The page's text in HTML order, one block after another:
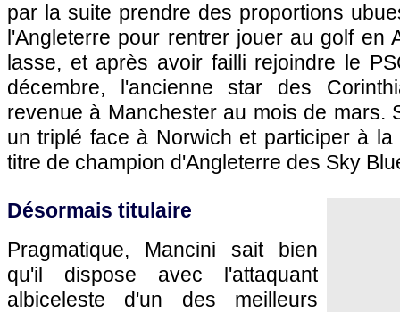
par la suite prendre des proportions
l'Angleterre pour rentrer jouer au golf en
lasse, et après avoir failli rejoindre le
décembre, l'ancienne star des
revenue à Manchester au mois de mars.
un triplé face à Norwich et participer à
titre de champion d'Angleterre des Sky
Désormais titulaire
Pragmatique, Mancini sait bien
qu'il dispose avec l'attaquant
albiceleste d'un des meilleurs